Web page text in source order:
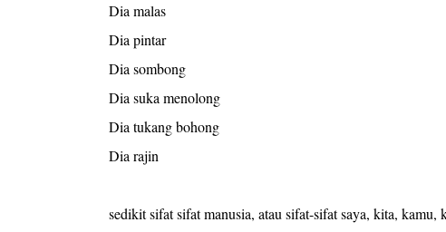
Dia malas
Dia pintar
Dia sombong
Dia suka menolong
Dia tukang bohong
Dia rajin
sedikit sifat sifat manusia, atau sifat-sifat saya, kita,